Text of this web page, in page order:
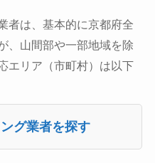
者は、基本的に京都府全
、山間部や一部地域を除
エリア（市町村）は以下
グ業者を探す